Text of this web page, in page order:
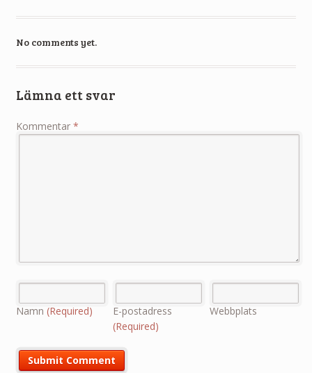
No comments yet.
Lämna ett svar
Kommentar *
Namn (Required)
E-postadress
(Required)
Webbplats